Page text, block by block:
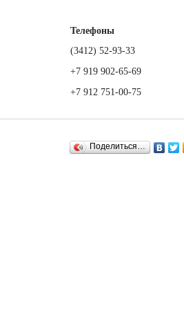
Телефоны
(3412) 52-93-33
+7 919 902-65-69
+7 912 751-00-75
Поделиться…